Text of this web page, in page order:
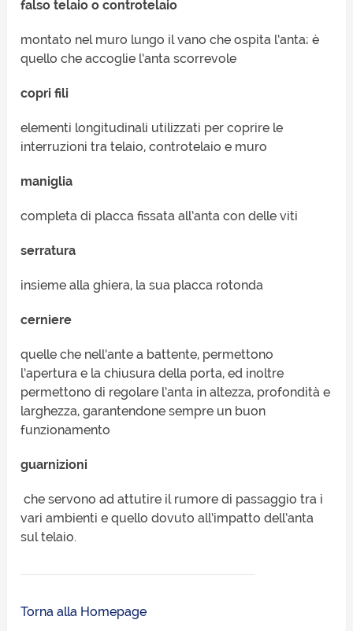
falso telaio o controtelaio
montato nel muro lungo il vano che ospita l’anta; è
quello che accoglie l’anta scorrevole
copri fili
elementi longitudinali utilizzati per coprire le
interruzioni tra telaio, controtelaio e muro
maniglia
completa di placca fissata all’anta con delle viti
serratura
insieme alla ghiera, la sua placca rotonda
cerniere
quelle che nell’ante a battente, permettono
l’apertura e la chiusura della porta, ed inoltre
permettono di regolare l’anta in altezza, profondità e
larghezza, garantendone sempre un buon
funzionamento
guarnizioni
che servono ad attutire il rumore di passaggio tra i
vari ambienti e quello dovuto all’impatto dell’anta
sul telaio.
Torna alla Homepage